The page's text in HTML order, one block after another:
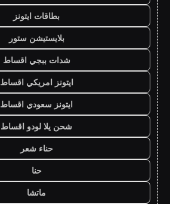
بطاقات ايتونز
بلايستيشن ستور
شدات ببجي اقساط
ايتونز امريكي اقساط
ايتونز سعودي اقساط
شحن يلا لودو اقساط
حناء شعر
حنا
ماتشا